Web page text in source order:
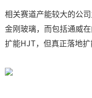
相关赛道产能较大的公
金刚玻璃，而包括通威
扩能HJT，但真正落地扩